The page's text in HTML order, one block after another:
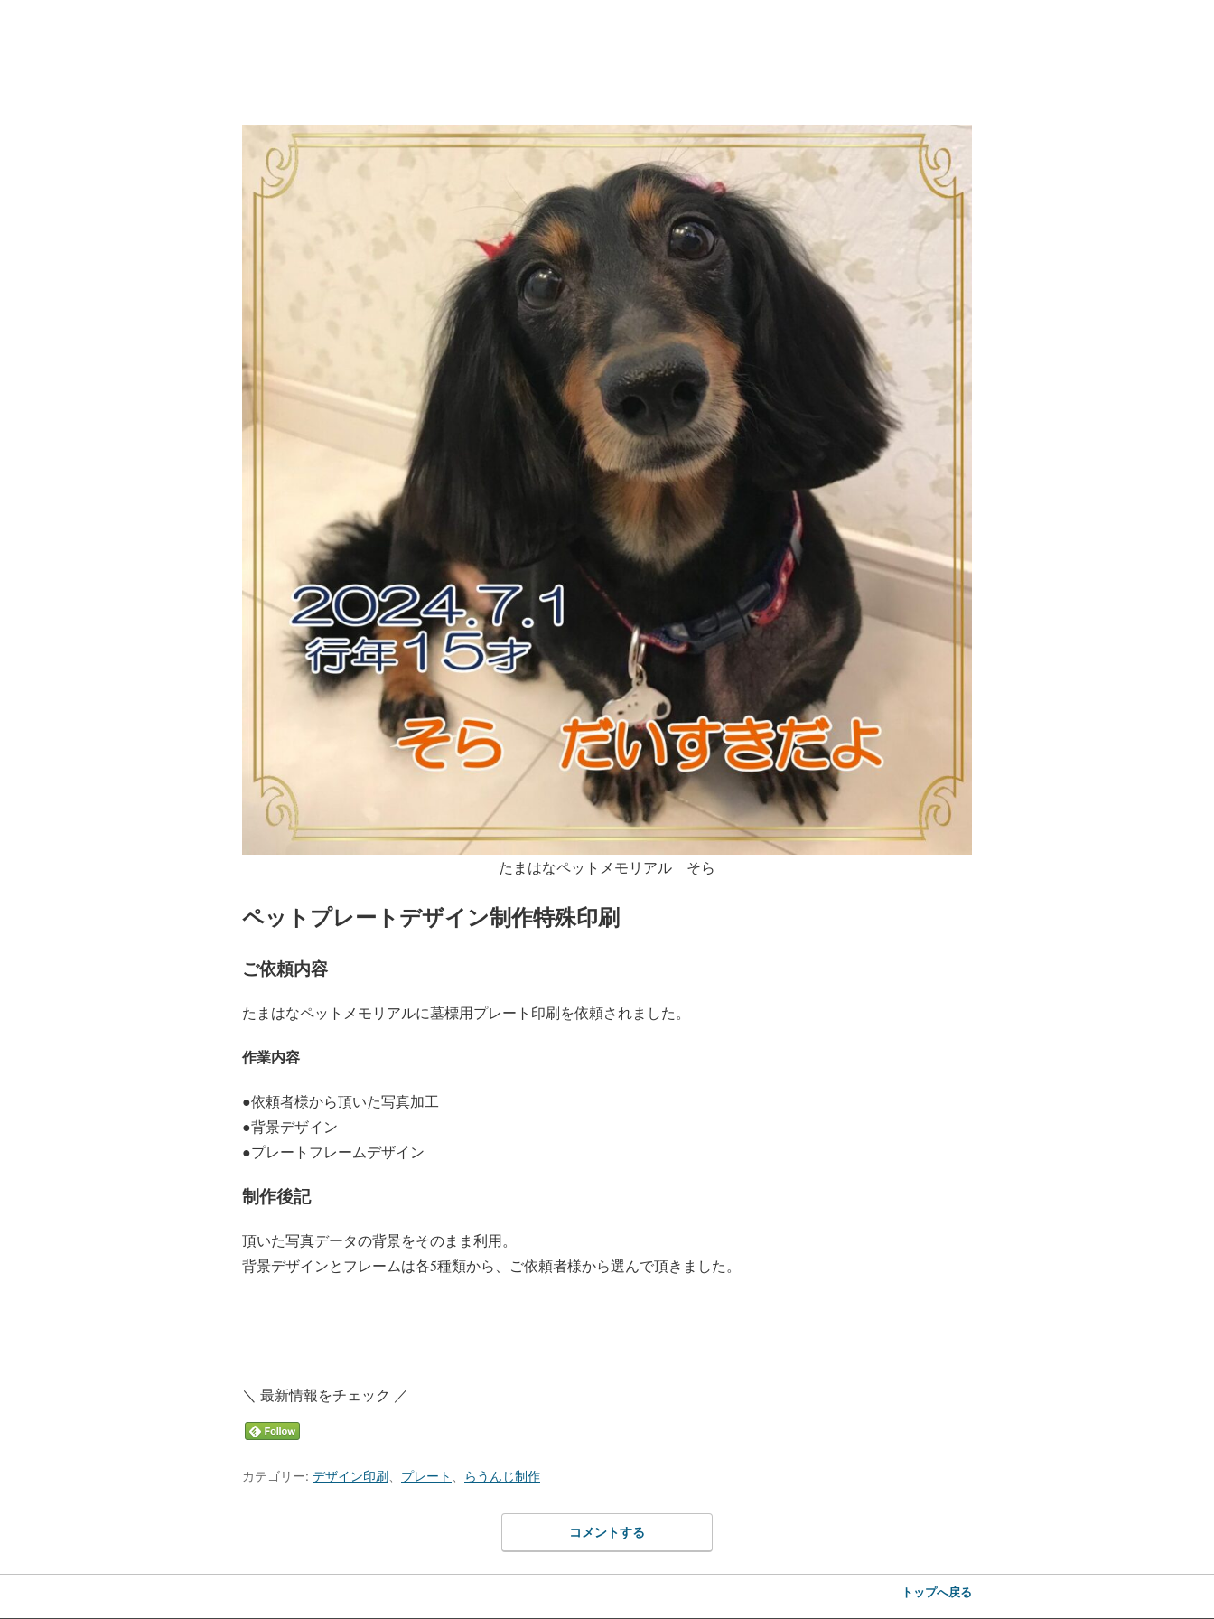
たまはなペットメモリアル そら
ペットプレートデザイン制作特殊印刷
ご依頼内容
たまはなペットメモリアルに墓標用プレート印刷を依頼されました。
作業内容
●依頼者様から頂いた写真加工
●背景デザイン
●プレートフレームデザイン
制作後記
頂いた写真データの背景をそのまま利用。
背景デザインとフレームは各5種類から、ご依頼者様から選んで頂きました。
＼ 最新情報をチェック ／
カテゴリー: デザイン印刷 プレート らうんじ制作
コメントする
トップへ戻る